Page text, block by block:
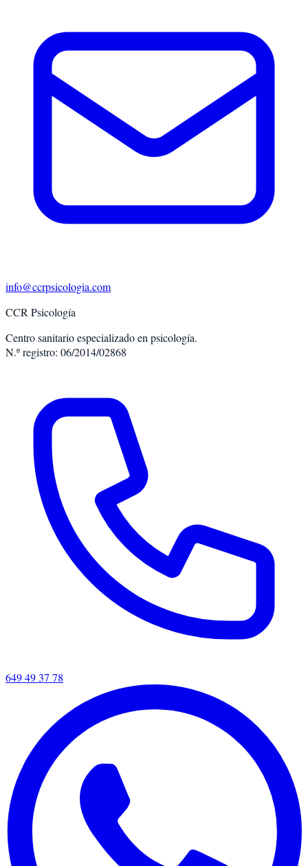
info@ccrpsicologia.com
CCR Psicología
Centro sanitario especializado en psicología.
N.º registro: 06/2014/02868
649 49 37 78